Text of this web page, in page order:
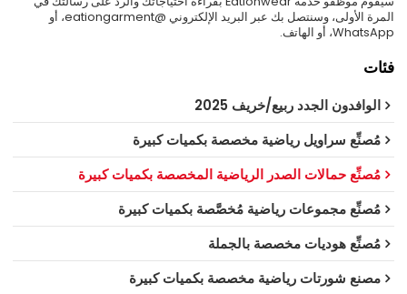
المرة الأولى، وسنتصل بك عبر البريد الإلكتروني @eationgarment، أو
WhatsApp، أو الهاتف.
فئات
الوافدون الجدد ربيع/خريف 2025
مُصنِّع سراويل رياضية مخصصة بكميات كبيرة
مُصنِّع حمالات الصدر الرياضية المخصصة بكميات كبيرة
مُصنِّع مجموعات رياضية مُخصَّصة بكميات كبيرة
مُصنِّع هوديات مخصصة بالجملة
مصنع شورتات رياضية مخصصة بكميات كبيرة